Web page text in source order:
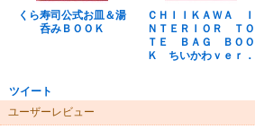
くら寿司公式お皿＆湯
呑みＢＯＯＫ
ＣＨＩＩＫＡＷＡ Ｉ
ＮＴＥＲＩＯＲ ＴＯ
ＴＥ ＢＡＧ ＢＯＯ
Ｋ ちいかわｖｅｒ．
ツイート
ユーザーレビュー